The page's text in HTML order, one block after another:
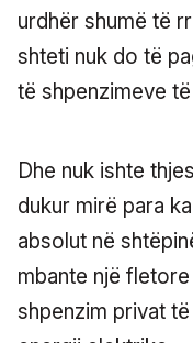
urdhër shumë të
shteti nuk do të
të shpenzimeve
Dhe nuk ishte
dukur mirë para
absolut në
mbante një
shpenzim privat